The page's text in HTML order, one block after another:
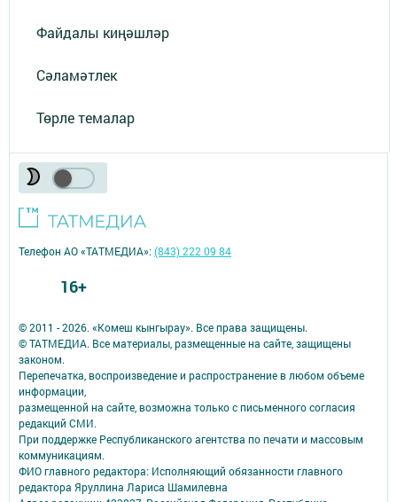
Файдалы киңәшләр
Сәламәтлек
Төрле темалар
© 2011 - 2026. «Комеш кынгырау». Все права защищены.
© ТАТМЕДИА. Все материалы, размещенные на сайте, защищены
законом.
Перепечатка, воспроизведение и распространение в любом объеме
информации,
размещенной на сайте, возможна только с письменного согласия
редакций СМИ.
При поддержке Республиканского агентства по печати и массовым
коммуникациям.
ФИО главного редактора: Исполняющий обязанности главного
редактора Яруллина Лариса Шамилевна
Телефон АО «ТАТМЕДИА»:(843) 222 09 84
16+